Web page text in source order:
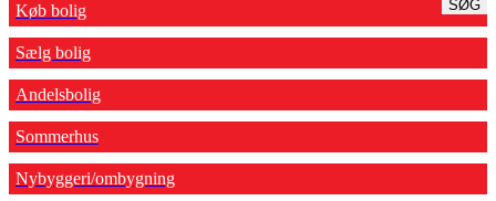
SØG
Køb bolig
Sælg bolig
Andelsbolig
Sommerhus
Nybyggeri/ombygning